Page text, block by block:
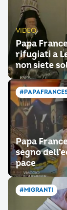
VIDEO
Papa
rifugiati a
non siete
Papa
segno
pace
#MIGRANTI